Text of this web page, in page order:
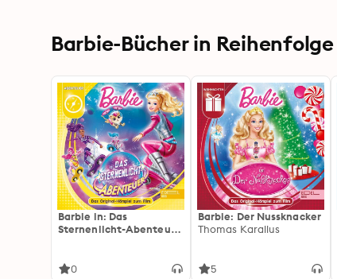
Barbie-Bücher in Reihenfolge
Barbie in: Das
Sternenlicht-Abenteuer
0
Barbie: Der Nussknacker
Thomas Karallus
5